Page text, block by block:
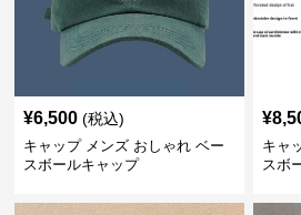
¥6,500 (税込)
キャップ メンズ おしゃれ ベー
スボールキャップ
¥
キャ
スボ